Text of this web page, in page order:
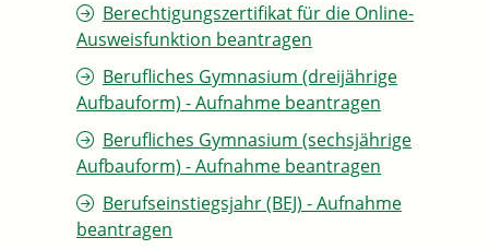
Berechtigungszertifikat für die Online-
Ausweisfunktion beantragen
Berufliches Gymnasium (dreijährige
Aufbauform) - Aufnahme beantragen
Berufliches Gymnasium (sechsjährige
Aufbauform) - Aufnahme beantragen
Berufseinstiegsjahr (BEJ) - Aufnahme
beantragen